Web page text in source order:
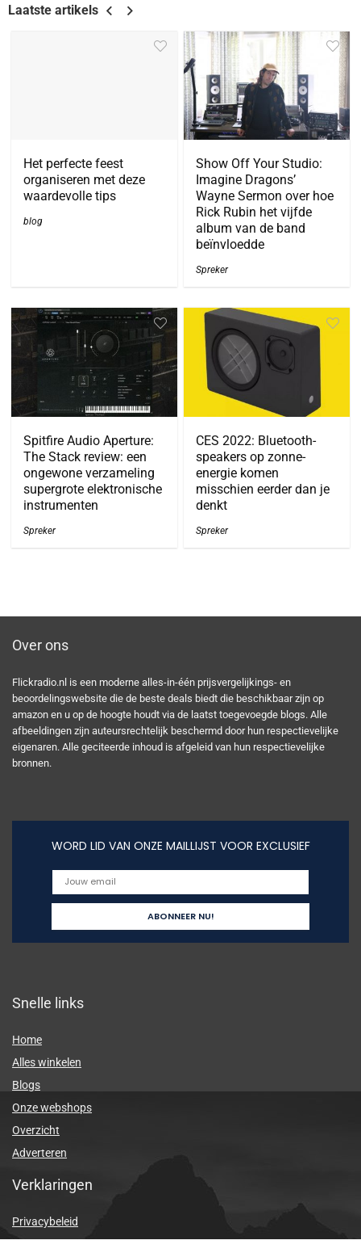
Laatste artikels
Het perfecte feest
organiseren met deze
waardevolle tips
blog
Show Off Your Studio:
Imagine Dragons’
Wayne Sermon over hoe
Rick Rubin het vijfde
album van de band
beïnvloedde
Spreker
Spitfire Audio Aperture:
The Stack review: een
ongewone verzameling
supergrote elektronische
instrumenten
Spreker
CES 2022: Bluetooth-
speakers op zonne-
energie komen
misschien eerder dan je
denkt
Spreker
Over ons
Flickradio.nl is een moderne alles-in-één prijsvergelijkings- en
beoordelingswebsite die de beste deals biedt die beschikbaar zijn op
amazon en u op de hoogte houdt via de laatst toegevoegde blogs. Alle
afbeeldingen zijn auteursrechtelijk beschermd door hun respectievelijke
eigenaren. Alle geciteerde inhoud is afgeleid van hun respectievelijke
bronnen.
WORD LID VAN ONZE MAILLIJST VOOR EXCLUSIEF
Snelle links
Home
Alles winkelen
Blogs
Onze webshops
Overzicht
Adverteren
Verklaringen
Privacybeleid